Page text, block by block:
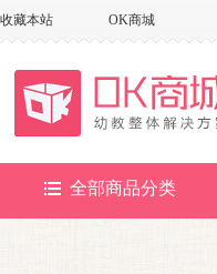
收藏本站 OK商城
全部商品分类